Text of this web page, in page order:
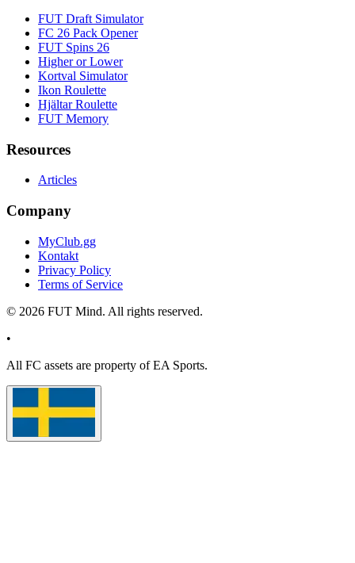
FUT Draft Simulator
FC 26 Pack Opener
FUT Spins 26
Higher or Lower
Kortval Simulator
Ikon Roulette
Hjältar Roulette
FUT Memory
Resources
Articles
Company
MyClub.gg
Kontakt
Privacy Policy
Terms of Service
© 2026 FUT Mind. All rights reserved.
•
All FC assets are property of EA Sports.